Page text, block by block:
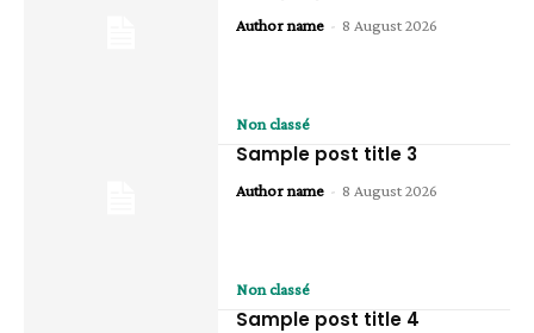
Author name - 8 August 2026
Non classé
Sample post title 3
Author name - 8 August 2026
Non classé
Sample post title 4